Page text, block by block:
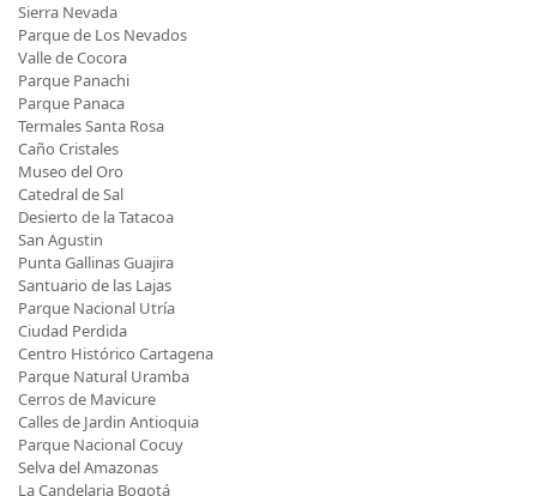
Sierra Nevada
Parque de Los Nevados
Valle de Cocora
Parque Panachi
Parque Panaca
Termales Santa Rosa
Caño Cristales
Museo del Oro
Catedral de Sal
Desierto de la Tatacoa
San Agustin
Punta Gallinas Guajira
Santuario de las Lajas
Parque Nacional Utría
Ciudad Perdida
Centro Histórico Cartagena
Parque Natural Uramba
Cerros de Mavicure
Calles de Jardin Antioquia
Parque Nacional Cocuy
Selva del Amazonas
La Candelaria Bogotá